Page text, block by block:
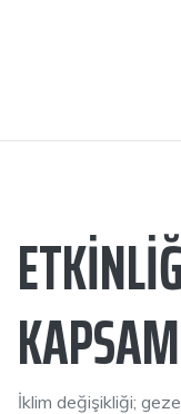
İklim değişikliği;